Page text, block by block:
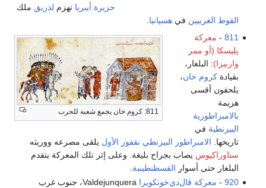
جزيرة أيبريا تهزم لذريقملك
القوط الغربيين فيهسپانيا.
811: كروم خان يجمع شعبه للحرب
811
- معركة
پليسكا (أو ممر
واربيزا): البلغار،
بقيادةكروم خان،
يلحقون أقسى
هزيمة
بالامبراطورية
البيزنطية في
تاريخها. الامبراطور البيزنطي نقفور الأول يلقى مصرعه ووريثه
ستاوراكيوس يصاب بجراح بليغة. وعلى إثر تلك المعركة يتقدم
البلغار حتى أسوار القسطنطينية.
920
- معركة ڤال‌دي‌خونكويرا